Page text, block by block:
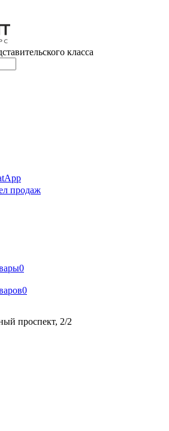
класса
продаж
0
0
проспект, 2/2